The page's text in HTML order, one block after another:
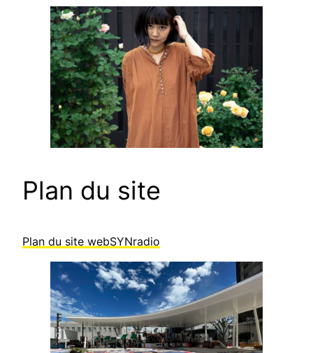
Plan du site
Plan du site webSYNradio